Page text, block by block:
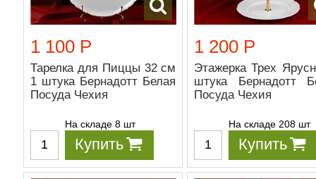
1 100 Р
Тарелка для Пиццы 32 см
1 штука Бернадотт Белая
Посуда Чехия
На складе 8 шт
Купить
1 200 Р
Этажерка Трех
штука Бернадотт
Посуда Чехия
На складе 208 шт
Купить